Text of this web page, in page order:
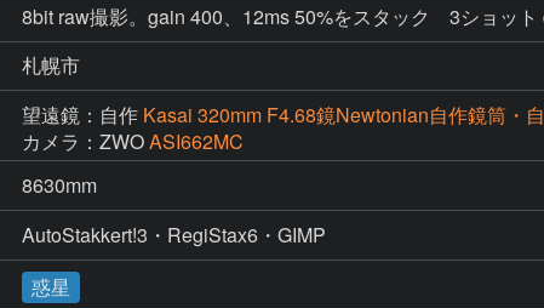
8bit raw撮影。gain 400、12ms 50%をスタック 3ショット
札幌市
望遠鏡：自作 Kasai 320mm F4.68鏡Newtonian自作鏡筒・
カメラ：ZWOASI662MC
8630mm
AutoStakkert!3・RegiStax6・GIMP
惑星